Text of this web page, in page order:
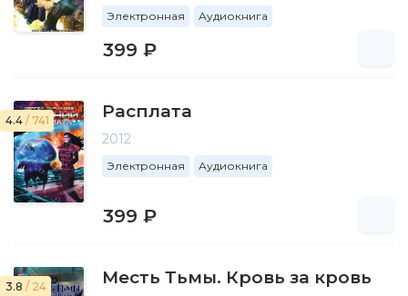
Электронная Аудиокнига
399 ₽
4.4 / 741 Расплата
2012
Электронная Аудиокнига
399 ₽
3.8 / 24 Месть Тьмы. Кровь за кровь